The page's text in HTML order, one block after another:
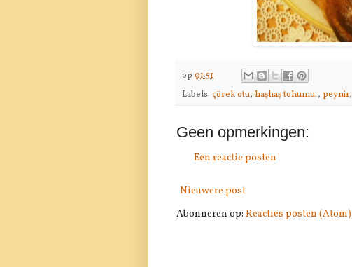
op 01:51
Labels: çörek otu, haşhaş tohumu., peynir,
Geen opmerkingen:
Een reactie posten
Nieuwere post
Abonneren op: Reacties posten (Atom)